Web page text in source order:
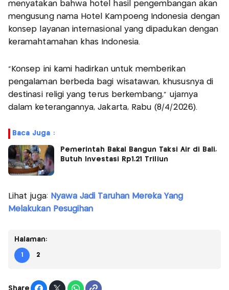
menyatakan bahwa hotel hasil pengembangan akan
mengusung nama Hotel Kampoeng Indonesia dengan
konsep layanan internasional yang dipadukan dengan
keramahtamahan khas Indonesia.
“Konsep ini kami hadirkan untuk memberikan
pengalaman berbeda bagi wisatawan, khususnya di
destinasi religi yang terus berkembang,” ujarnya
dalam keterangannya, Jakarta, Rabu (8/4/2026).
Baca Juga :
Pemerintah Bakal Bangun Taksi Air di Bali,
Butuh Investasi Rp1,21 Triliun
Lihat juga: Nyawa Jadi Taruhan Mereka Yang
Melakukan Pesugihan
Halaman:
1 2
Share